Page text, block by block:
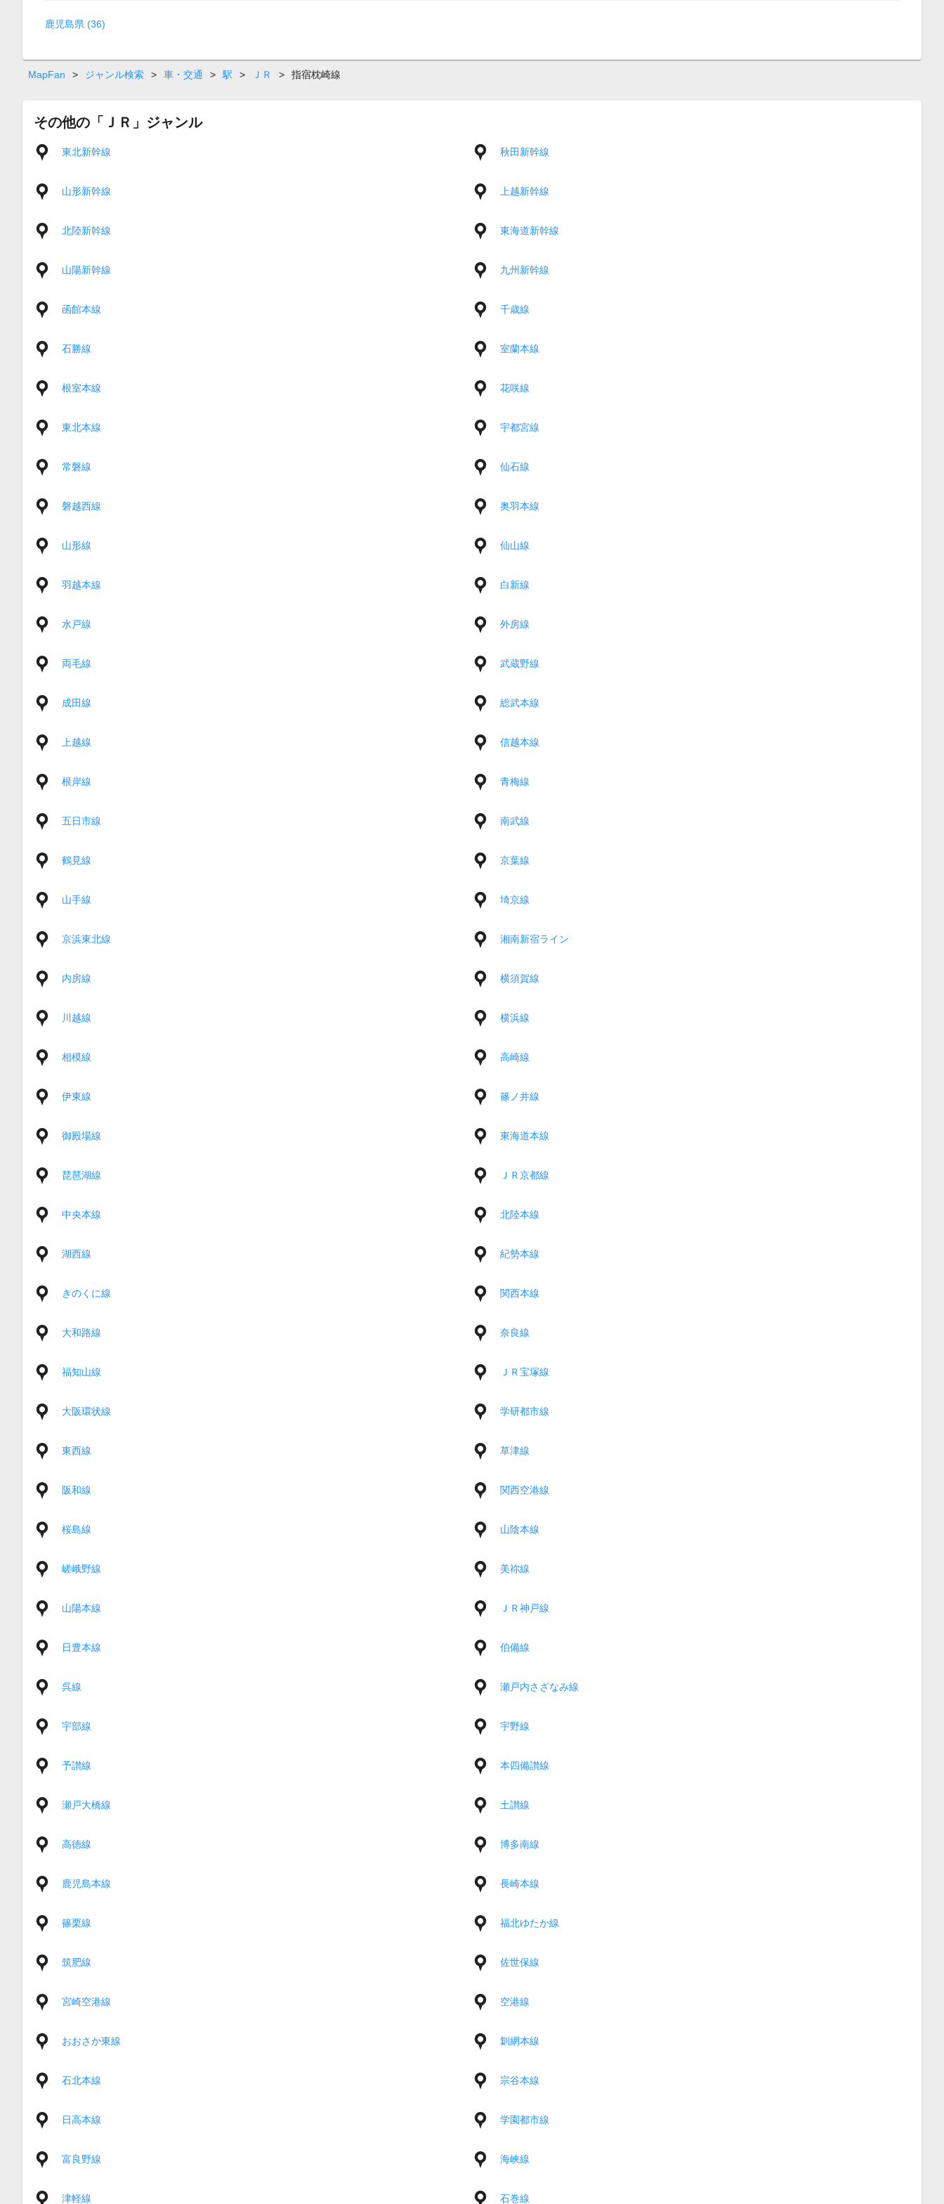
鹿児島県 (36)
MapFan > ジャンル検索 > 車・交通 > 駅 > ＪＲ > 指宿枕崎線
その他の「ＪＲ」ジャンル
東北新幹線 秋田新幹線
山形新幹線 上越新幹線
北陸新幹線 東海道新幹線
山陽新幹線 九州新幹線
函館本線 千歳線
石勝線 室蘭本線
根室本線 花咲線
東北本線 宇都宮線
常磐線 仙石線
磐越西線 奥羽本線
山形線 仙山線
羽越本線 白新線
水戸線 外房線
両毛線 武蔵野線
成田線 総武本線
上越線 信越本線
根岸線 青梅線
五日市線 南武線
鶴見線 京葉線
山手線 埼京線
京浜東北線 湘南新宿ライン
内房線 横須賀線
川越線 横浜線
相模線 高崎線
伊東線 篠ノ井線
御殿場線 東海道本線
琵琶湖線 ＪＲ京都線
中央本線 北陸本線
湖西線 紀勢本線
きのくに線 関西本線
大和路線 奈良線
福知山線 ＪＲ宝塚線
大阪環状線 学研都市線
東西線 草津線
阪和線 関西空港線
桜島線 山陰本線
嵯峨野線 美祢線
山陽本線 ＪＲ神戸線
日豊本線 伯備線
呉線 瀬戸内さざなみ線
宇部線 宇野線
予讃線 本四備讃線
瀬戸大橋線 土讃線
高徳線 博多南線
鹿児島本線 長崎本線
篠栗線 福北ゆたか線
筑肥線 佐世保線
宮崎空港線 空港線
おおさか東線 釧網本線
石北本線 宗谷本線
日高本線 学園都市線
富良野線 海峡線
津軽線 石巻線